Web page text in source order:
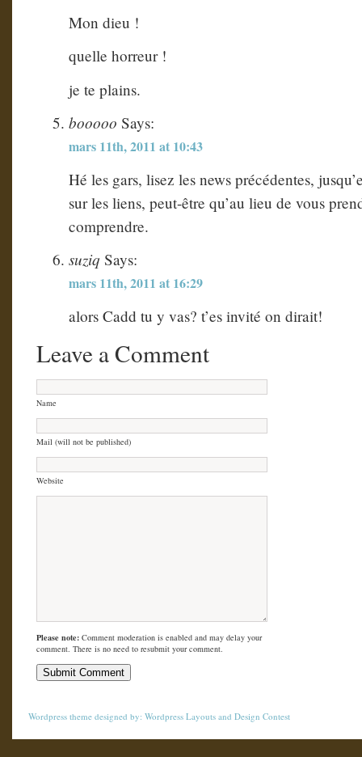
Mon dieu !
quelle horreur !
je te plains.
booooo Says:
mars 11th, 2011 at 10:43
Hé les gars, lisez les news précédentes,
sur les liens, peut-être qu’au lieu de vous
comprendre.
suziq Says:
mars 11th, 2011 at 16:29
alors Cadd tu y vas? t’es invité on dirait!
Leave a Comment
Name
Mail (will not be published)
Website
Please note: Comment moderation is enabled and may delay your
comment. There is no need to resubmit your comment.
Wordpress theme designed by: Wordpress Layouts and Design Contest